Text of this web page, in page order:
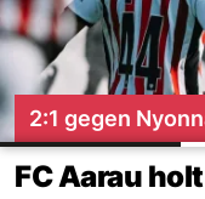
2:1 gegen
FC Aarau